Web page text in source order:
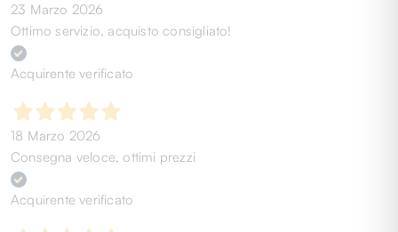
23 Marzo 2026
Ottimo servizio, acquisto consigliato!
Acquirente verificato
18 Marzo 2026
Consegna veloce, ottimi prezzi
Acquirente verificato